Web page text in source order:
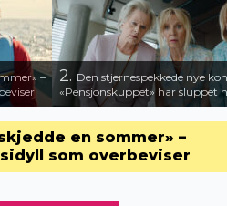
–
2. Den stjernespekkede nye
«Pensjonskuppet» har sluppet
en sommer» –
som overbeviser